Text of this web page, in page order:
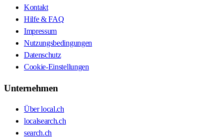
Kontakt
Hilfe & FAQ
Impressum
Nutzungsbedingungen
Datenschutz
Cookie-Einstellungen
Unternehmen
Über local.ch
localsearch.ch
search.ch